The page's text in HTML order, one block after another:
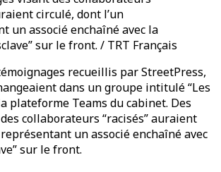
circulé, dont l’un
un associé enchaîné avec la
sur le front. / TRT Français
recueillis par StreetPress,
dans un groupe intitulé “Les
plateforme Teams du cabinet. Des
collaborateurs “racisés” auraient
un associé enchaîné avec
sur le front.